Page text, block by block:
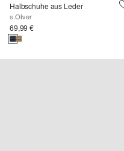
Halbschuhe aus Leder
s.Oliver
69,99 €